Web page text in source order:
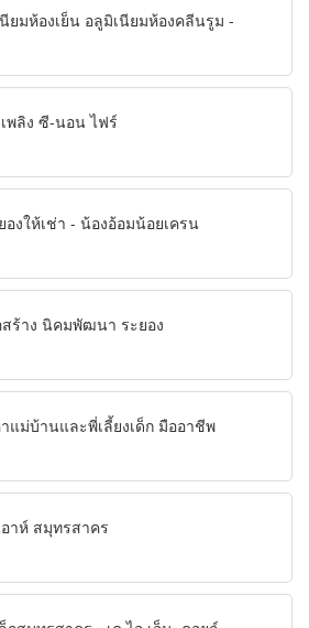
ยมห้องเย็น อลูมิเนียมห้องคลีนรูม -
พลิง ซี-นอน ไฟร์
องให้เช่า - น้องอ้อมน้อยเครน
ร้าง นิคมพัฒนา ระยอง
แม่บ้านและพี่เลี้ยงเด็ก มืออาชีพ
าห์ สมุทรสาคร